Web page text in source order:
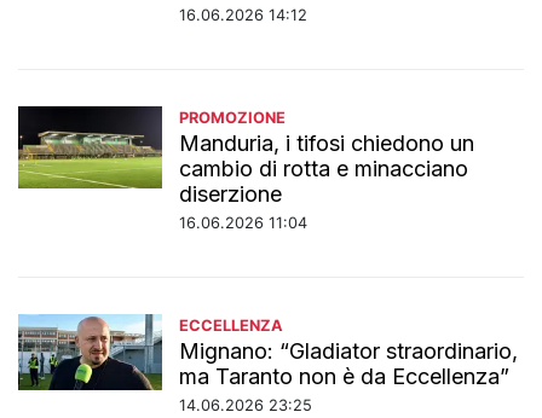
16.06.2026 14:12
PROMOZIONE
Manduria, i tifosi chiedono un
cambio di rotta e minacciano
diserzione
16.06.2026 11:04
ECCELLENZA
Mignano: “Gladiator straordinario,
ma Taranto non è da Eccellenza”
14.06.2026 23:25